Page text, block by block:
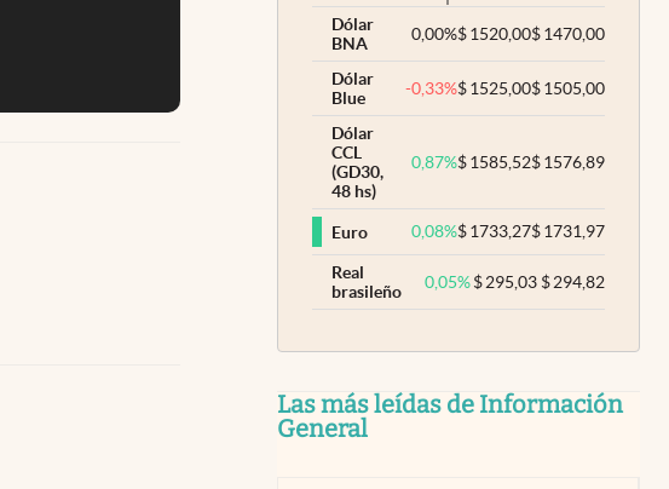
Dólar
BNA
0,00%$1520,00$1470,00
Dólar
Blue
-0,33%$1525,00$1505,00
Dólar
CCL
(GD30,
48 hs)
0,87%$1585,52$1576,89
Euro 0,08%$1733,27$1731,97
Real
brasileño
0,05% $295,03 $294,82
Las más leídas de Información
General